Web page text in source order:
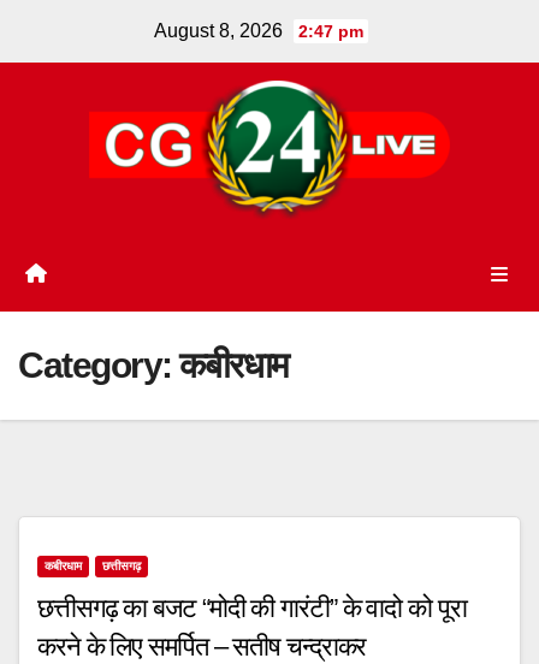
August 8, 2026 2:47 pm
Category:कबीरधाम
कबीरधाम छत्तीसगढ़
छत्तीसगढ़ का बजट “मोदी की गारंटी” के वादो को पूरा
करने के लिए समर्पित – सतीष चन्द्राकर